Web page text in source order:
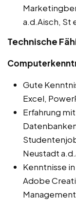
a.d.Aisch, St
Technische
Gute
Excel,
Erfahrung
Neustadt
Kenntnisse
Adobe